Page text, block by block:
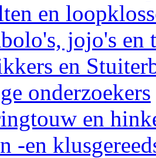
en
jojo's en
en
onderzoekers
en
-en